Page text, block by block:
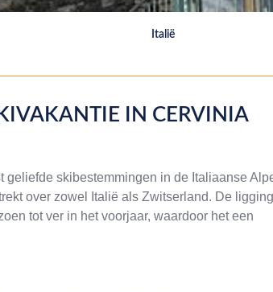
Italië
IN CERVINIA
skibestemmingen in de Italiaanse
over zowel Italië als Zwitserland. De ligging
tot ver in het voorjaar, waardoor het een